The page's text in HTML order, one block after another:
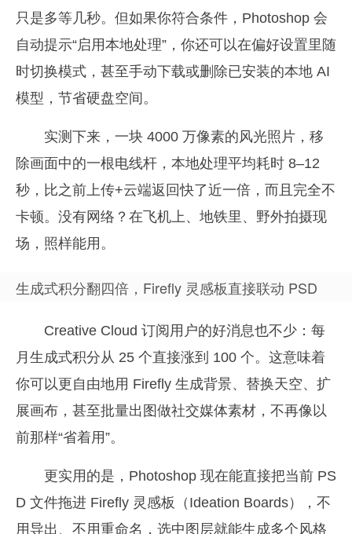
只是多等几秒。但如果你符合条件，Photoshop 会
自动提示“启用本地处理”，你还可以在偏好设置里随
时切换模式，甚至手动下载或删除已安装的本地 AI
模型，节省硬盘空间。
实测下来，一块 4000 万像素的风光照片，移
除画面中的一根电线杆，本地处理平均耗时 8–12
秒，比之前上传+云端返回快了近一倍，而且完全不
卡顿。没有网络？在飞机上、地铁里、野外拍摄现
场，照样能用。
生成式积分翻四倍，Firefly 灵感板直接联动 PSD
Creative Cloud 订阅用户的好消息也不少：每
月生成式积分从 25 个直接涨到 100 个。这意味着
你可以更自由地用 Firefly 生成背景、替换天空、扩
展画布，甚至批量出图做社交媒体素材，不再像以
前那样“省着用”。
更实用的是，Photoshop 现在能直接把当前 PS
D 文件拖进 Firefly 灵感板（Ideation Boards），不
用导出、不用重命名，选中图层就能生成多个风格